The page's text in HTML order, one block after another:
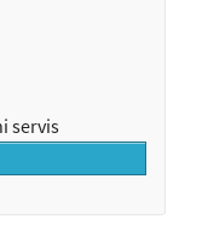
servis